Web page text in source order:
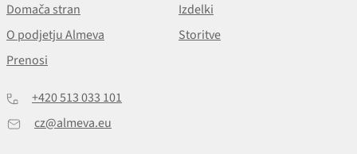
Domača stran
Izdelki
O podjetju Almeva
Storitve
Prenosi
+420 513 033 101
cz@almeva.eu